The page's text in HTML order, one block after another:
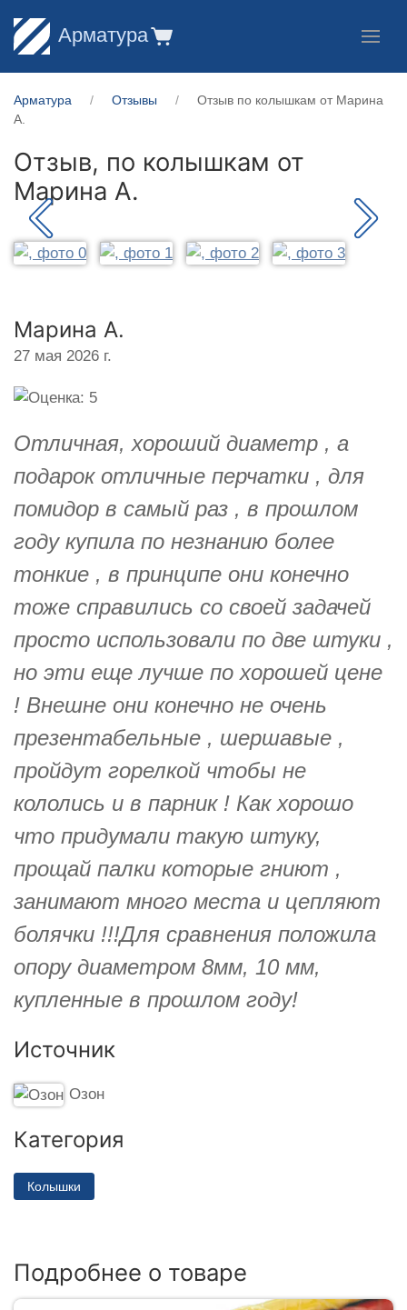
Арматура
Арматура Отзывы
Отзыв по колышкам от Марина
А.
Отзыв, по колышкам от
Марина А.
Марина А.
27 мая 2026 г.
Отличная, хороший диаметр , а
подарок отличные перчатки , для
помидор в самый раз , в прошлом
году купила по незнанию более
тонкие , в принципе они конечно
тоже справились со своей задачей
просто использовали по две штуки ,
но эти еще лучше по хорошей цене
! Внешне они конечно не очень
презентабельные , шершавые ,
пройдут горелкой чтобы не
кололись и в парник ! Как хорошо
что придумали такую штуку,
прощай палки которые гниют ,
занимают много места и цепляют
болячки !!!Для сравнения положила
опору диаметром 8мм, 10 мм,
купленные в прошлом году!
Источник
Озон
Категория
Колышки
Подробнее о товаре